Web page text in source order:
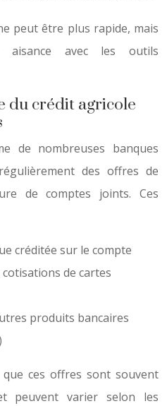
peut être plus rapide, mais
aisance avec les outils
du crédit agricole
de nombreuses banques
des offres de
de comptes joints. Ces
créditée sur le compte
de cartes
produits bancaires
ces offres sont souvent
peuvent varier selon les